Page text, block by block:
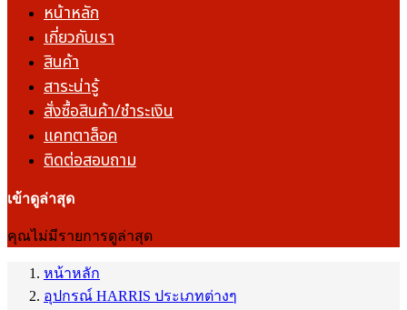
หน้าหลัก
เกี่ยวกับเรา
สินค้า
สาระน่ารู้
สั่งซื้อสินค้า/ชำระเงิน
แคทตาล็อค
ติดต่อสอบถาม
เข้าดูล่าสุด
คุณไม่มีรายการดูล่าสุด
หน้าหลัก
อุปกรณ์ HARRIS ประเภทต่างๆ